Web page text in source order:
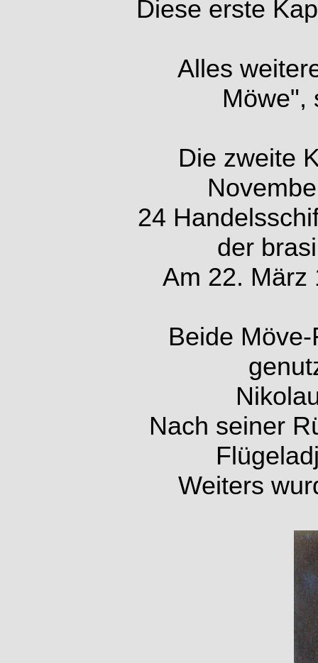
Diese erste
Alles
Möwe",
Die zweite
24
der
Am 22. März
Beide
Nach seiner
Weiters